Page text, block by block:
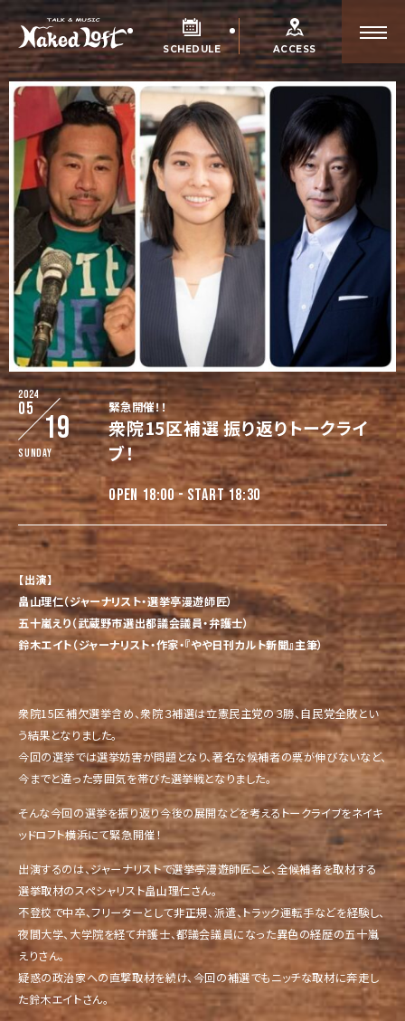
SCHEDULE ACCESS
2024
05
19
Sunday
緊急開催！！
衆院15区補選 振り返りトークライ
ブ！
OPEN 18:00 - START 18:30
【出演】
畠山理仁（ジャーナリスト・選挙亭漫遊師匠）
五十嵐えり（武蔵野市選出都議会議員・弁護士）
鈴木エイト（ジャーナリスト・作家・『やや日刊カルト新聞』主筆）
衆院15区補欠選挙含め、衆院３補選は立憲民主党の３勝、自民党全敗とい
う結果となりました。
今回の選挙では選挙妨害が問題となり、著名な候補者の票が伸びないなど、
今までと違った雰囲気を帯びた選挙戦となりました。
そんな今回の選挙を振り返り今後の展開などを考えるトークライブをネイキ
ッドロフト横浜にて緊急開催！
出演するのは、ジャーナリストで選挙亭漫遊師匠こと、全候補者を取材する
選挙取材のスペシャリスト畠山理仁さん。
不登校で中卒、フリーターとして非正規、派遣、トラック運転手などを経験し、
夜間大学、大学院を経て弁護士、都議会議員になった異色の経歴の五十嵐
えりさん。
疑惑の政治家への直撃取材を続け、今回の補選でもニッチな取材に奔走し
た鈴木エイトさん。